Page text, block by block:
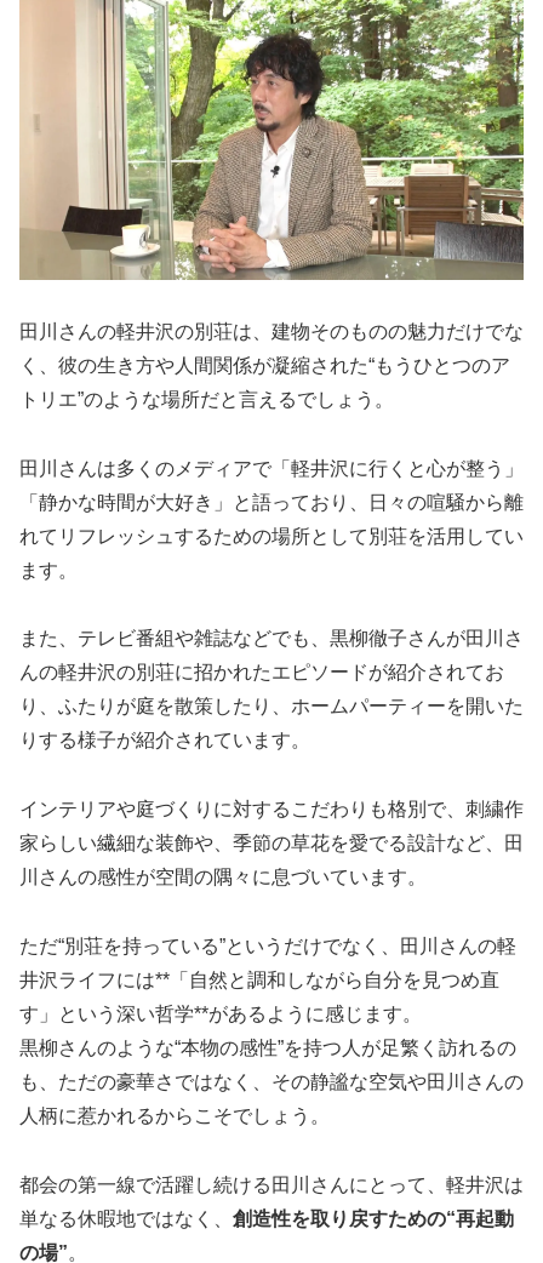
田川さんの軽井沢の別荘は、建物そのものの魅力だけでな
く、彼の生き方や人間関係が凝縮された“もうひとつのア
トリエ”のような場所だと言えるでしょう。
田川さんは多くのメディアで「軽井沢に行くと心が整う」
「静かな時間が大好き」と語っており、日々の喧騒から離
れてリフレッシュするための場所として別荘を活用してい
ます。
また、テレビ番組や雑誌などでも、黒柳徹子さんが田川さ
んの軽井沢の別荘に招かれたエピソードが紹介されてお
り、ふたりが庭を散策したり、ホームパーティーを開いた
りする様子が紹介されています。
インテリアや庭づくりに対するこだわりも格別で、刺繍作
家らしい繊細な装飾や、季節の草花を愛でる設計など、田
川さんの感性が空間の隅々に息づいています。
ただ“別荘を持っている”というだけでなく、田川さんの軽
井沢ライフには**「自然と調和しながら自分を見つめ直
す」という深い哲学**があるように感じます。
黒柳さんのような“本物の感性”を持つ人が足繁く訪れるの
も、ただの豪華さではなく、その静謐な空気や田川さんの
人柄に惹かれるからこそでしょう。
都会の第一線で活躍し続ける田川さんにとって、軽井沢は
単なる休暇地ではなく、 創造性を取り戻すための“再起動
の場”。